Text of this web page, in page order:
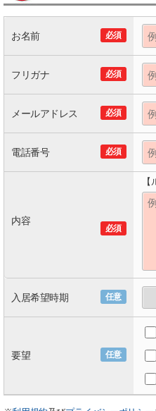
必須
お名前
必須
フリガナ
必須
メールアドレス
必須
電話番号
必須
内容
任意
入居希望時期
任意
要望